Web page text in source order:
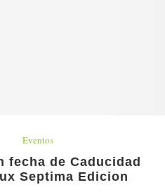
Eventos
fecha de Caducidad
Septima Edicion